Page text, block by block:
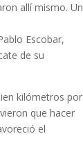
allí mismo. Un
Escobar,
de su
kilómetros por
que hacer
el